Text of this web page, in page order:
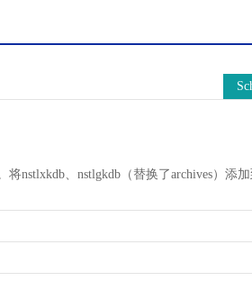
nstlxkdb、nstlgkdb（替换了archives）添加